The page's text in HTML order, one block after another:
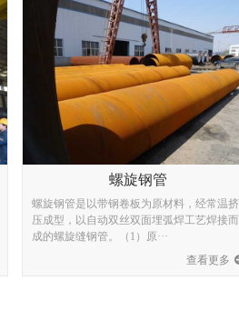
螺旋钢管
螺旋钢管是以带钢卷板为原材料，经常温挤
压成型，以自动双丝双面埋弧焊工艺焊接而
成的螺旋缝钢管。（1）原···
查看更多